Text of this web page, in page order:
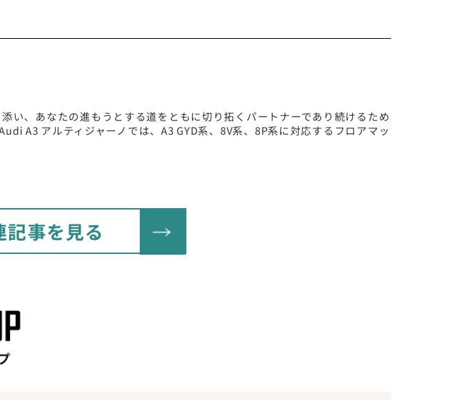
い、あなたの進もうとする道をともに切り拓くパートナーであり続けるため
A3 アルティジャーノでは、A3 GYD系、8V系、8P系に対応するフロアマッ
事を見る